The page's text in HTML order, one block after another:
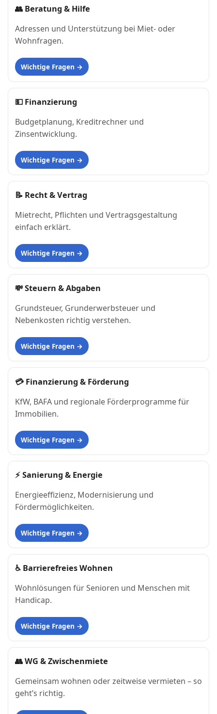
👥 Beratung & Hilfe
Adressen und Unterstützung bei Miet- oder
Wohnfragen.
Wichtige Fragen
💵 Finanzierung
Budgetplanung, Kreditrechner und
Zinsentwicklung.
Wichtige Fragen
📝 Recht & Vertrag
Mietrecht, Pflichten und Vertragsgestaltung
einfach erklärt.
Wichtige Fragen
💸Steuern & Abgaben
Grundsteuer, Grunderwerbsteuer und
Nebenkosten richtig verstehen.
Wichtige Fragen
💳 Finanzierung & Förderung
KfW, BAFA und regionale Förderprogramme für
Immobilien.
Wichtige Fragen
⚡Sanierung & Energie
Energieeffizienz, Modernisierung und
Fördermöglichkeiten.
Wichtige Fragen
♿ Barrierefreies Wohnen
Wohnlösungen für Senioren und Menschen mit
Handicap.
Wichtige Fragen
👥WG & Zwischenmiete
Gemeinsam wohnen oder zeitweise vermieten – so
geht’s richtig.